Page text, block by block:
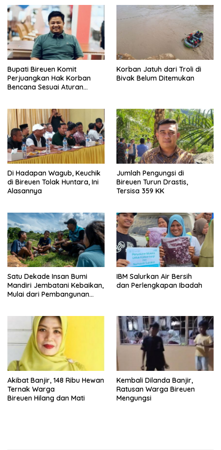
Bupati Bireuen Komit
Perjuangkan Hak Korban
Bencana Sesuai Aturan
Korban Jatuh dari Troli di
Bivak Belum Ditemukan
Di Hadapan Wagub, Keuchik
di Bireuen Tolak Huntara, Ini
Alasannya
Jumlah Pengungsi di
Bireuen Turun Drastis,
Tersisa 359 KK
Satu Dekade Insan Bumi
Mandiri Jembatani Kebaikan,
Mulai dari Pembangunan
IBM Salurkan Air Bersih
dan Perlengkapan Ibadah
Akibat Banjir, 148 Ribu Hewan
Ternak Warga
Bireuen Hilang dan Mati
Kembali Dilanda Banjir,
Ratusan Warga Bireuen
Mengungsi